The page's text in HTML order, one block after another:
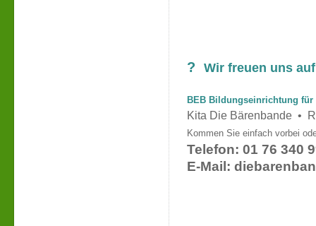
? Wir freuen uns
BEB Bildungseinrichtung
Kita Die Bärenbande •
Kommen Sie einfach vorbei
Telefon: 01 76 340
E-Mail: